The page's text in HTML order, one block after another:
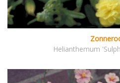
Helianthemum